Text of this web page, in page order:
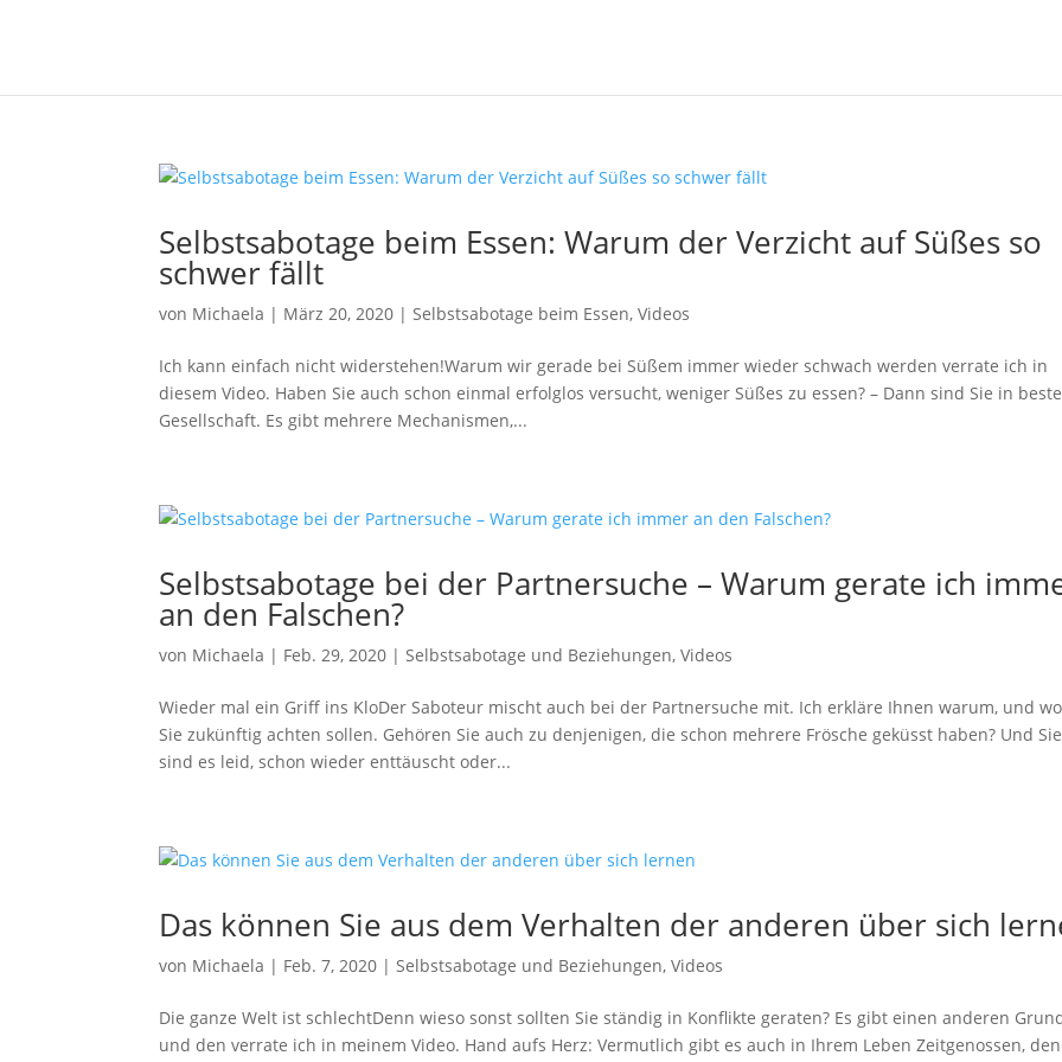
Selbstsabotage beim Essen: Warum der Verzicht auf Süßes so
schwer fällt
von Michaela | März 20, 2020 |Selbstsabotage beim Essen,Videos
Ich kann einfach nicht widerstehen!Warum wir gerade bei Süßem immer wieder schwach werden verrate ich in
diesem Video. Haben Sie auch schon einmal erfolglos versucht, weniger Süßes zu essen? – Dann sind Sie in
Gesellschaft. Es gibt mehrere Mechanismen,...
Selbstsabotage bei der Partnersuche – Warum gerate ich
an den Falschen?
von Michaela | Feb. 29, 2020 |Selbstsabotage und Beziehungen,Videos
Wieder mal ein Griff ins KloDer Saboteur mischt auch bei der Partnersuche mit. Ich erkläre Ihnen warum, und
Sie zukünftig achten sollen. Gehören Sie auch zu denjenigen, die schon mehrere Frösche geküsst haben? Und Sie
sind es leid, schon wieder enttäuscht oder...
Das können Sie aus dem Verhalten der anderen über sich
von Michaela | Feb. 7, 2020 |Selbstsabotage und Beziehungen,Videos
Die ganze Welt ist schlechtDenn wieso sonst sollten Sie ständig in Konflikte geraten? Es gibt einen anderen
und den verrate ich in meinem Video. Hand aufs Herz: Vermutlich gibt es auch in Ihrem Leben Zeitgenossen,